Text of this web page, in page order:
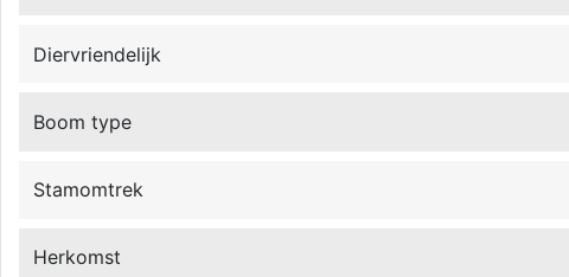
Diervriendelijk
Boom type
Stamomtrek
Herkomst